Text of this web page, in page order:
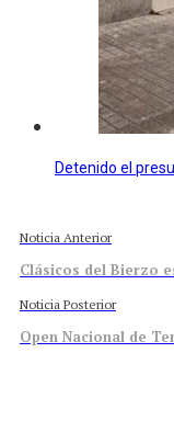
Detenido el
Noticia Anterior
Clásicos del Bierzo
Noticia Posterior
Open Nacional de